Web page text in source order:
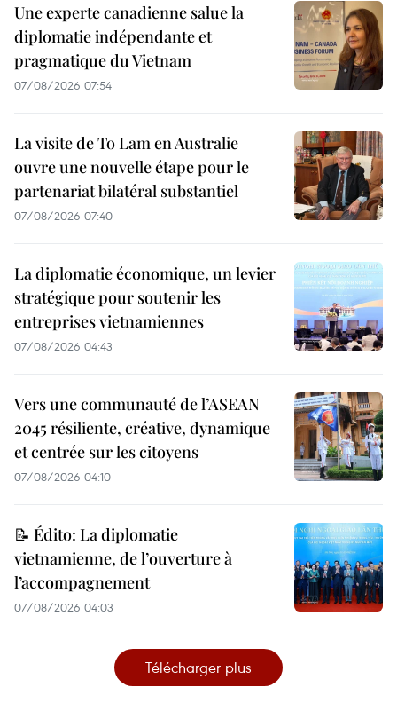
Une experte canadienne salue la
diplomatie indépendante et
pragmatique du Vietnam
07/08/2026 07:54
La visite de To Lam en Australie
ouvre une nouvelle étape pour le
partenariat bilatéral substantiel
07/08/2026 07:40
La diplomatie économique, un levier
stratégique pour soutenir les
entreprises vietnamiennes
07/08/2026 04:43
Vers une communauté de l’ASEAN
2045 résiliente, créative, dynamique
et centrée sur les citoyens
07/08/2026 04:10
📝 Édito: La diplomatie
vietnamienne, de l’ouverture à
l’accompagnement
07/08/2026 04:03
Télécharger plus